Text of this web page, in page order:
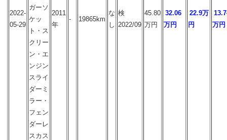
2022-
05-29
ガーソ
ケッ
ト・ス
クリー
ン・エ
ンジン
スライ
ダーミ
ラー・
フェン
ダーレ
スカス
2011
年
- 19865km
な
し
検
2022/09
45.80
万円
32.06
万円
22.9万
円
万円